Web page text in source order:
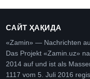
САЙТ ҲАҚИДА
«Zamin» — Nachrichten
Das Projekt «Zamin.uz»
2014 auf und ist als
1117 vom 5. Juli 2016